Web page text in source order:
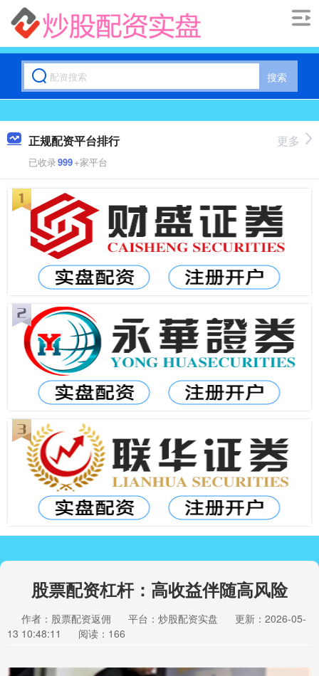
搜索
正规配资平台排行
已收录999+家平台
更多
股票配资杠杆：高收益伴随高风险
作者：股票配资返佣 平台：炒股配资实盘
更新：2026-05-
13 10:48:11
阅读：166